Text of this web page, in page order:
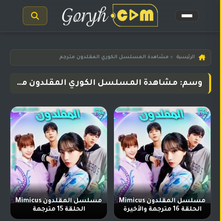
الرئيسية
مسلسلات
هندية
المترجمة
مسلسلات
هندية
مدبلجة
أفلام
هندية
مسلسلات
تركية
مسلسلات
مسلسلات
الرئيسية » مشاهدة المسلسل الكوري المقلدون مترجم
وسم: مشاهدة المسلسل الكوري المقلدون مترجم
مسلسل المقلدون Mimicus
الحلقة 16 مترجمة والأخيرة
مسلسل المقلدون Mimicus
الحلقة 15 مترجمة